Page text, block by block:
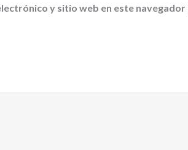
y sitio web en este navegador